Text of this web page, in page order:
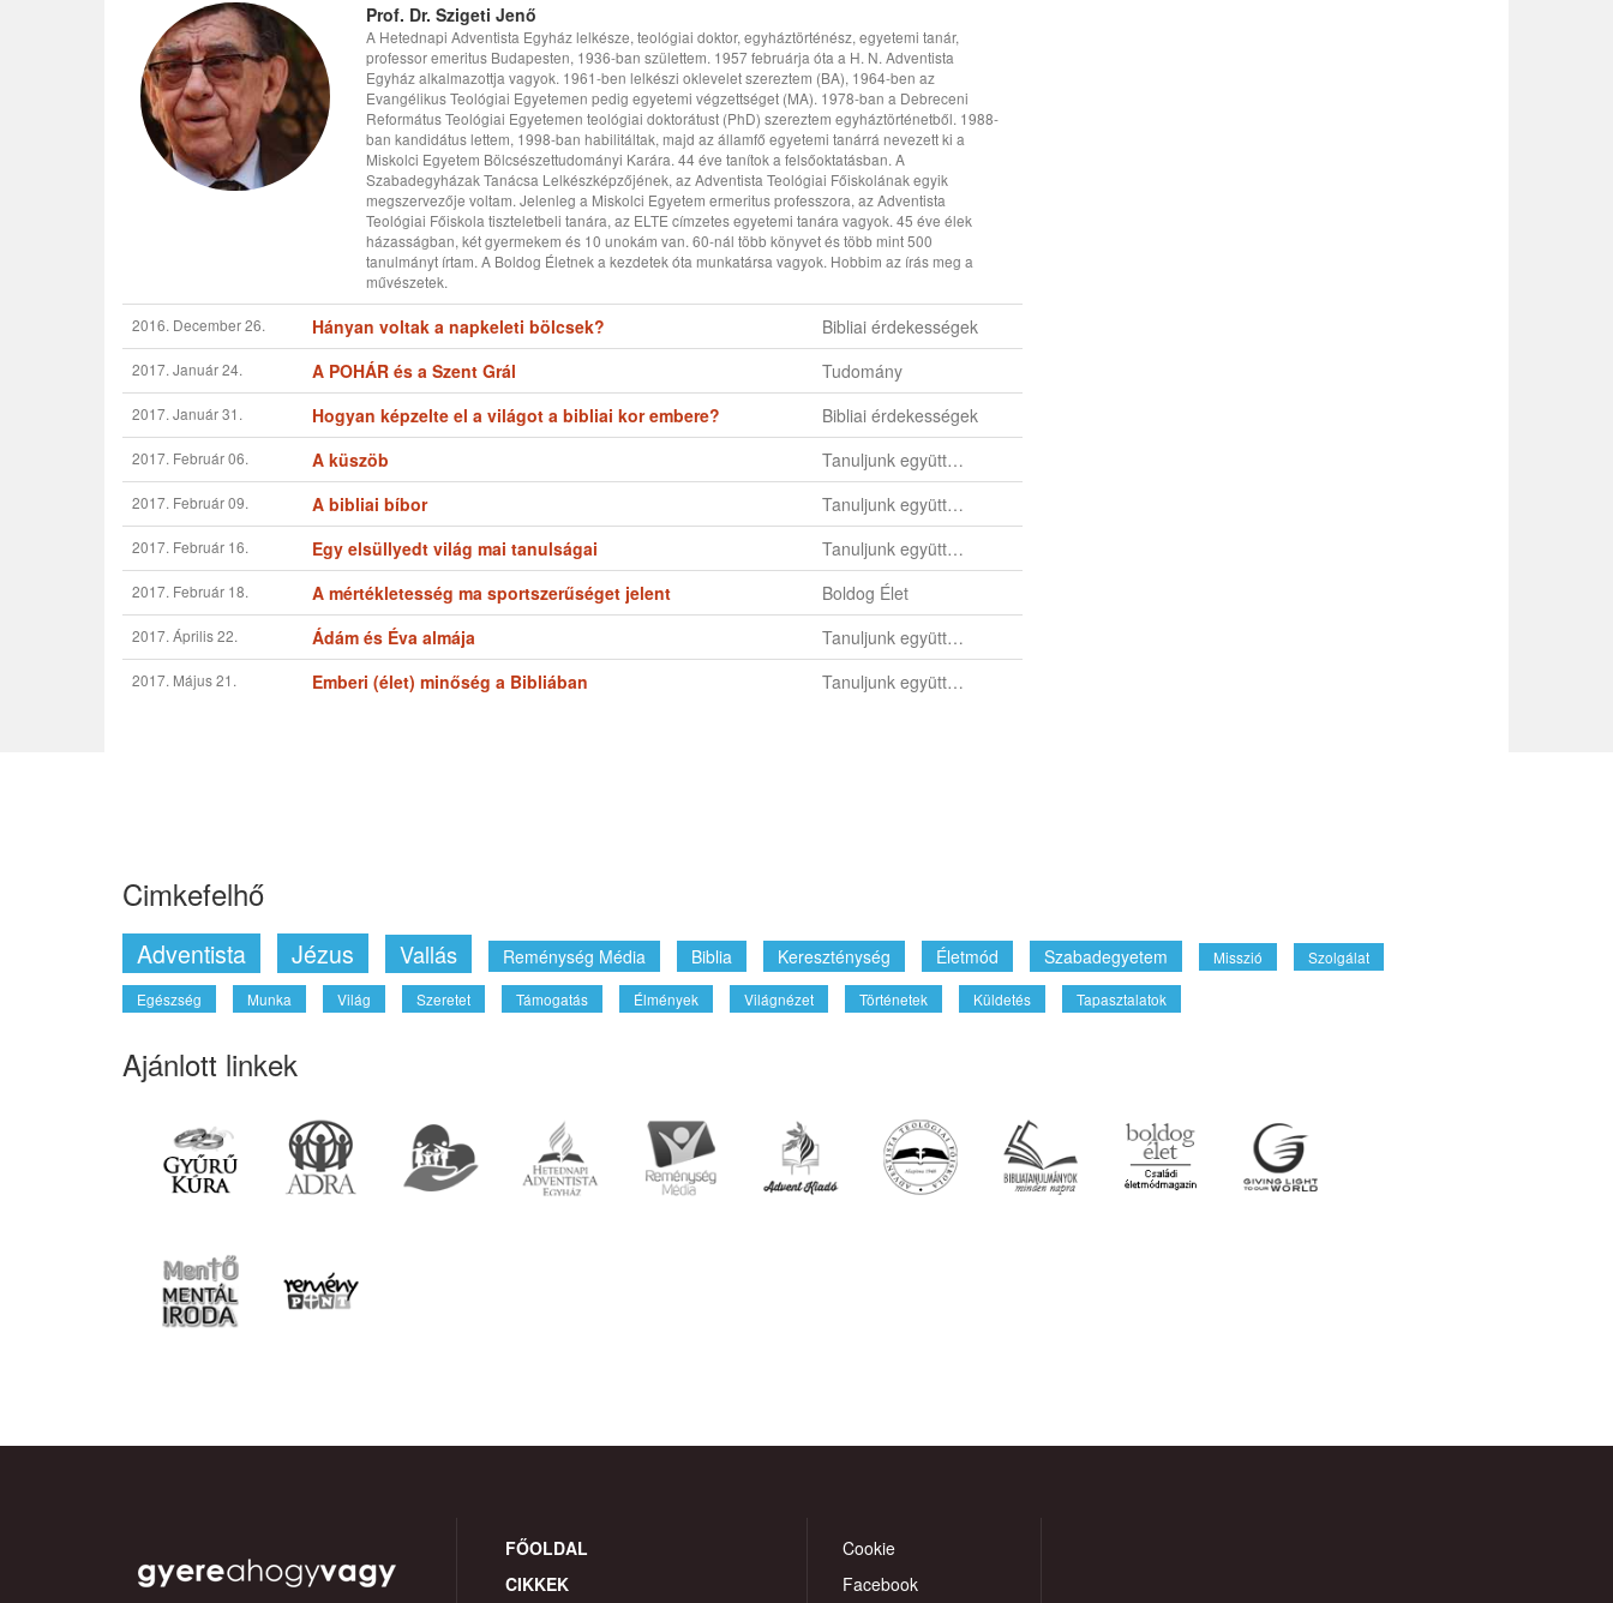
Prof. Dr. Szigeti Jenő
A Hetednapi Adventista Egyház lelkésze, teológiai doktor, egyháztörténész, egyetemi tanár,
professor emeritus Budapesten, 1936-ban születtem. 1957 februárja óta a H. N. Adventista
Egyház alkalmazottja vagyok. 1961-ben lelkészi oklevelet szereztem (BA), 1964-ben az
Evangélikus Teológiai Egyetemen pedig egyetemi végzettséget (MA). 1978-ban a Debreceni
Református Teológiai Egyetemen teológiai doktorátust (PhD) szereztem egyháztörténetből. 1988-
ban kandidátus lettem, 1998-ban habilitáltak, majd az államfő egyetemi tanárrá nevezett ki a
Miskolci Egyetem Bölcsészettudományi Karára. 44 éve tanítok a felsőoktatásban. A
Szabadegyházak Tanácsa Lelkészképzőjének, az Adventista Teológiai Főiskolának egyik
megszervezője voltam. Jelenleg a Miskolci Egyetem ermeritus professzora, az Adventista
Teológiai Főiskola tiszteletbeli tanára, az ELTE címzetes egyetemi tanára vagyok. 45 éve élek
házasságban, két gyermekem és 10 unokám van. 60-nál több könyvet és több mint 500
tanulmányt írtam. A Boldog Életnek a kezdetek óta munkatársa vagyok. Hobbim az írás meg a
művészetek.
2016. December 26. Hányan voltak a napkeleti bölcsek? Bibliai érdekességek
2017. Január 24. A POHÁR és a Szent Grál Tudomány
2017. Január 31. Hogyan képzelte el a világot a bibliai kor embere? Bibliai érdekességek
2017. Február 06. A küszöb Tanuljunk együtt…
2017. Február 09. A bibliai bíbor Tanuljunk együtt…
2017. Február 16. Egy elsüllyedt világ mai tanulságai Tanuljunk együtt…
2017. Február 18. A mértékletesség ma sportszerűséget jelent Boldog Élet
2017. Április 22. Ádám és Éva almája Tanuljunk együtt…
2017. Május 21. Emberi (élet) minőség a Bibliában Tanuljunk együtt…
Cimkefelhő
Adventista Jézus Vallás Reménység Média Biblia Kereszténység Életmód Szabadegyetem Misszió Szolgálat
Egészség Munka Világ Szeretet Támogatás Élmények Világnézet Történetek Küldetés Tapasztalatok
Ajánlott linkek
FŐOLDAL
CIKKEK
Cookie
Facebook